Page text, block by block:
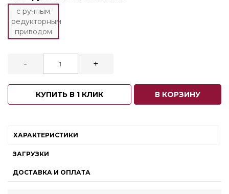
с ручным
редукторным
приводом
- +
КУПИТЬ В 1 КЛИК В КОРЗИНУ
ХАРАКТЕРИСТИКИ
ЗАГРУЗКИ
ДОСТАВКА И ОПЛАТА